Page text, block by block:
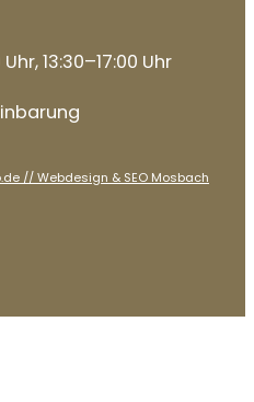
13:30–17:00 Uhr
// Webdesign & SEO Mosbach